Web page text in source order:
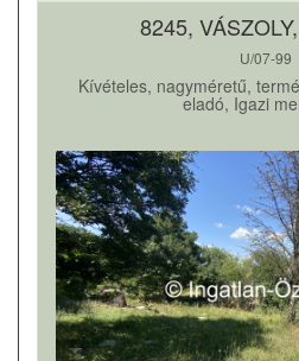
8245,
U/07-99
Kívételes, nagyméretű,
eladó, Igazi